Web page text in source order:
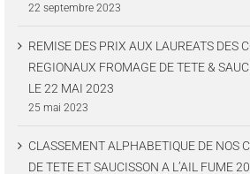
22 septembre 2023
REMISE DES PRIX AUX LAUREATS DES
REGIONAUX FROMAGE DE TETE &
LE 22 MAI 2023
25 mai 2023
CLASSEMENT ALPHABETIQUE DE NOS
DE TETE ET SAUCISSON A L’AIL FUME